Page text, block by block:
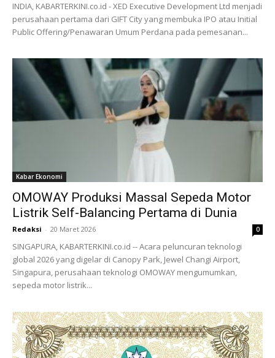
INDIA, KABARTERKINI.co.id - XED Executive Development Ltd menjadi
perusahaan pertama dari GIFT City yang membuka IPO atau Initial
Public Offering/Penawaran Umum Perdana pada pemesanan...
Kabar Ekonomi
OMOWAY Produksi Massal Sepeda Motor
Listrik Self-Balancing Pertama di Dunia
Redaksi - 20 Maret 2026 0
SINGAPURA, KABARTERKINI.co.id -- Acara peluncuran teknologi
global 2026 yang digelar di Canopy Park, Jewel Changi Airport,
Singapura, perusahaan teknologi OMOWAY mengumumkan,
sepeda motor listrik...